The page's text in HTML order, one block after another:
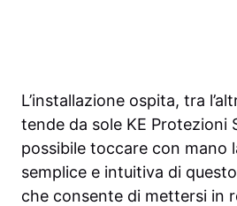
L’installazione ospita, tra
tende da sole KE Protezioni
possibile toccare con mano
semplice e intuitiva di
che consente di mettersi in